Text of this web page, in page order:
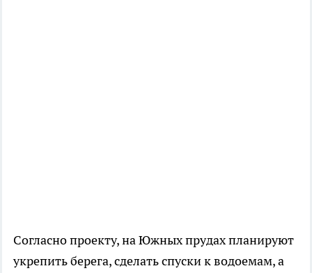
Согласно проекту, на Южных прудах планируют
укрепить берега, сделать спуски к водоемам, а